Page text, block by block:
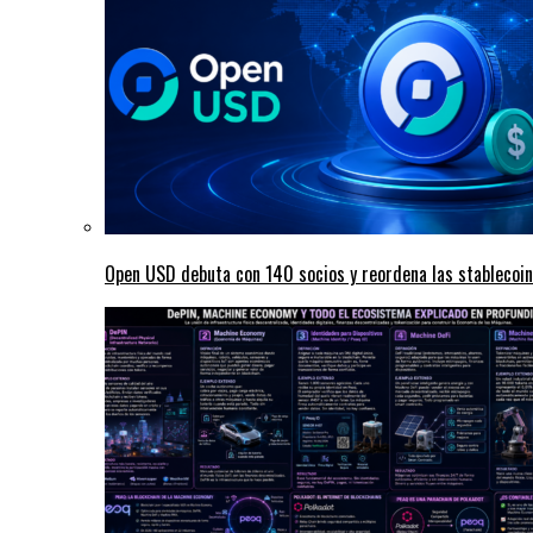
Open USD debuta con 140 socios y reordena las